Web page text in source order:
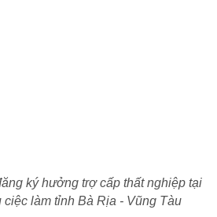
ký hưởng trợ cấp thất nghiệp tại
ciệc làm tỉnh Bà Rịa - Vũng Tàu